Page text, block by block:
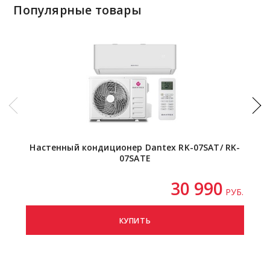
Популярные товары
Настенный кондиционер Dantex RK-07SAT/ RK-
07SATE
30 990 РУБ.
КУПИТЬ